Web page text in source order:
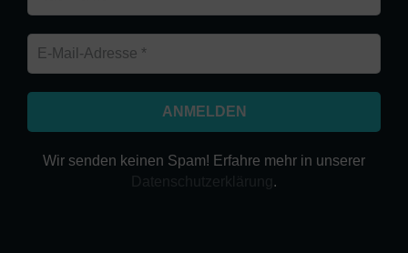
Wir senden keinen Spam! Erfahre mehr in unserer
.